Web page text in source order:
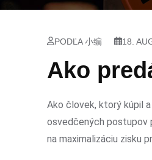
PODĽA 小编 18.
Ako
Ako človek, ktorý kúpil
osvedčených postupov
na maximalizáciu zisku